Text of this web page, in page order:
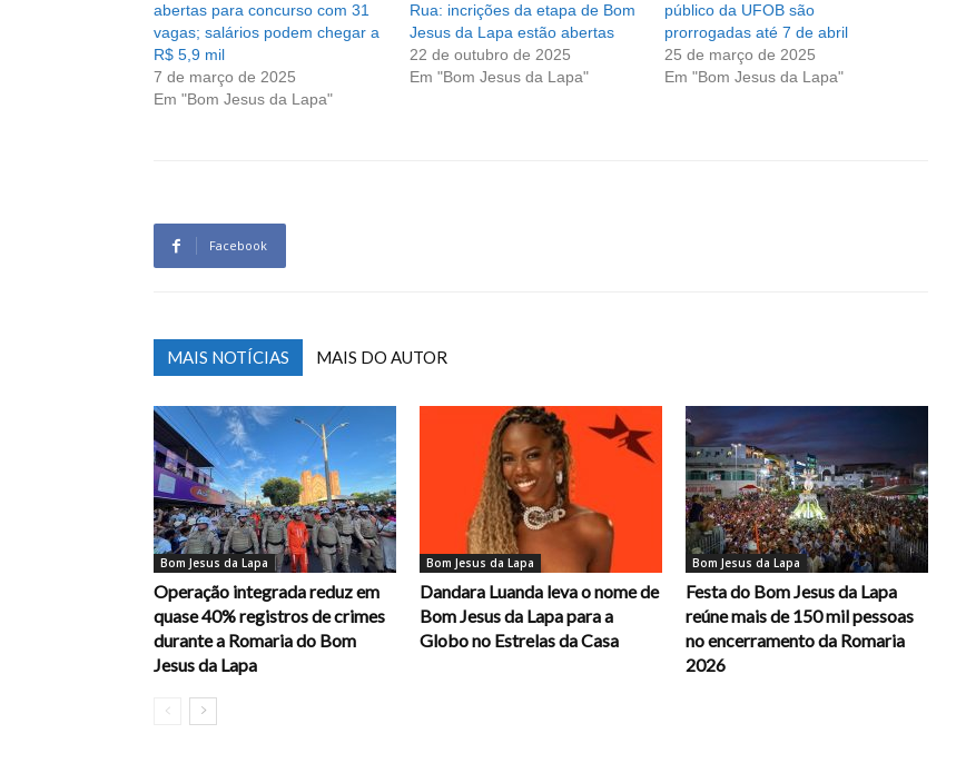
abertas para concurso com 31
vagas; salários podem chegar a
R$ 5,9 mil
7 de março de 2025
Em "Bom Jesus da Lapa"
Rua: incrições da etapa de Bom
Jesus da Lapa estão abertas
22 de outubro de 2025
Em "Bom Jesus da Lapa"
público da UFOB são
prorrogadas até 7 de abril
25 de março de 2025
Em "Bom Jesus da Lapa"
Facebook
MAIS NOTÍCIAS MAIS DO AUTOR
Bom Jesus da Lapa
Operação integrada reduz em
quase 40% registros de crimes
durante a Romaria do Bom
Jesus da Lapa
Bom Jesus da Lapa
Dandara Luanda leva o nome de
Bom Jesus da Lapa para a
Globo no Estrelas da Casa
Bom Jesus da Lapa
Festa do Bom Jesus da Lapa
reúne mais de 150 mil pessoas
no encerramento da Romaria
2026